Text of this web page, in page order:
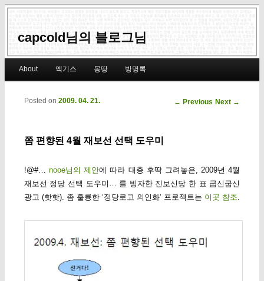
capcold님의 블로그님
Skip to primary content
Skip to secondary content
About 엑기스 몽땅 방명록
Post navigation
← Previous Next →
쫌 편향된 4월 재보선 선택 도우미
Posted on 2009. 04. 21.
!@#… nooe님의 제안에 따라 대충 후딱 그려놓은, 2009년 4월
재보선 정당 선택 도우미… 를 빙자한 진보신당 한 표 굽신굽신
광고 (핫핫). 좀 훌륭한 ‘정당로고 의인화’ 프로젝트는 이곳 참조